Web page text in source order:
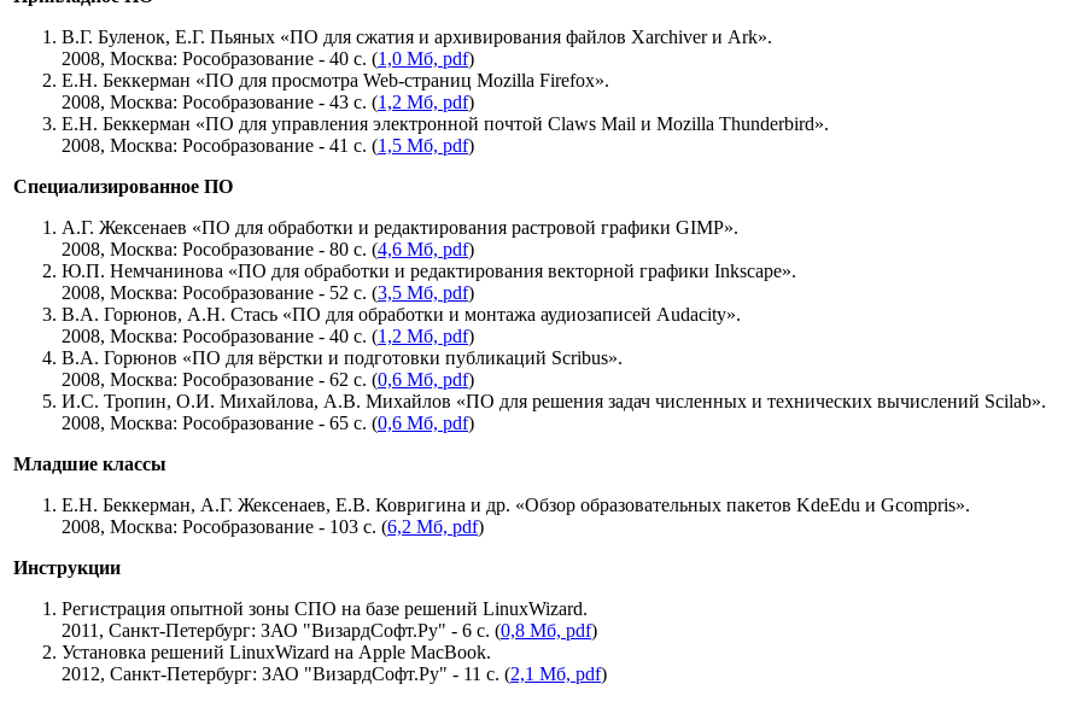
В.Г. Буленок, Е.Г. Пьяных «ПО для сжатия и архивирования файлов Xarchiver и Ark».
2008, Москва: Рособразование - 40 с. (1,0 Мб, pdf)
Е.Н. Беккерман «ПО для просмотра Web-страниц Mozilla Firefox».
2008, Москва: Рособразование - 43 с. (1,2 Мб, pdf)
Е.Н. Беккерман «ПО для управления электронной почтой Claws Mail и Mozilla Thunderbird».
2008, Москва: Рособразование - 41 с. (1,5 Мб, pdf)
Специализированное ПО
А.Г. Жексенаев «ПО для обработки и редактирования растровой графики GIMP».
2008, Москва: Рособразование - 80 с. (4,6 Мб, pdf)
Ю.П. Немчанинова «ПО для обработки и редактирования векторной графики Inkscape».
2008, Москва: Рособразование - 52 с. (3,5 Мб, pdf)
В.А. Горюнов, А.Н. Стась «ПО для обработки и монтажа аудиозаписей Audacity».
2008, Москва: Рособразование - 40 с. (1,2 Мб, pdf)
В.А. Горюнов «ПО для вёрстки и подготовки публикаций Scribus».
2008, Москва: Рособразование - 62 с. (0,6 Мб, pdf)
И.С. Тропин, О.И. Михайлова, А.В. Михайлов «ПО для решения задач численных и технических вычислений Scilab».
2008, Москва: Рособразование - 65 с. (0,6 Мб, pdf)
Младшие классы
Е.Н. Беккерман, А.Г. Жексенаев, Е.В. Ковригина и др. «Обзор образовательных пакетов KdeEdu и Gcompris».
2008, Москва: Рособразование - 103 с. (6,2 Мб, pdf)
Инструкции
Регистрация опытной зоны СПО на базе решений LinuxWizard.
2011, Санкт-Петербург: ЗАО "ВизардСофт.Ру" - 6 с. (0,8 Мб, pdf)
Установка решений LinuxWizard на Apple MacBook.
2012, Санкт-Петербург: ЗАО "ВизардСофт.Ру" - 11 с. (2,1 Мб, pdf)